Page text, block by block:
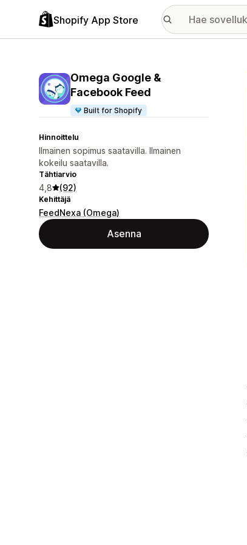
Shopify App Store
Omega Google &
Facebook Feed
Built for Shopify
Hinnoittelu
Ilmainen sopimus saatavilla. Ilmainen
kokeilu saatavilla.
Tähtiarvio
4,8 (92)
Kehittäjä
FeedNexa (Omega)
Asenna